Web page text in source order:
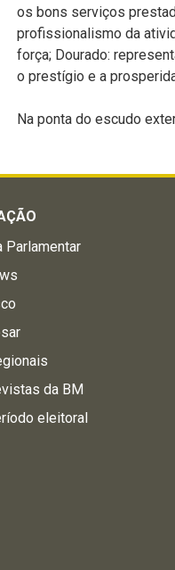
os bons serviços
profissionalismo da
força; Dourado:
o prestígio e a
Na ponta do escudo
da BM
eleitoral